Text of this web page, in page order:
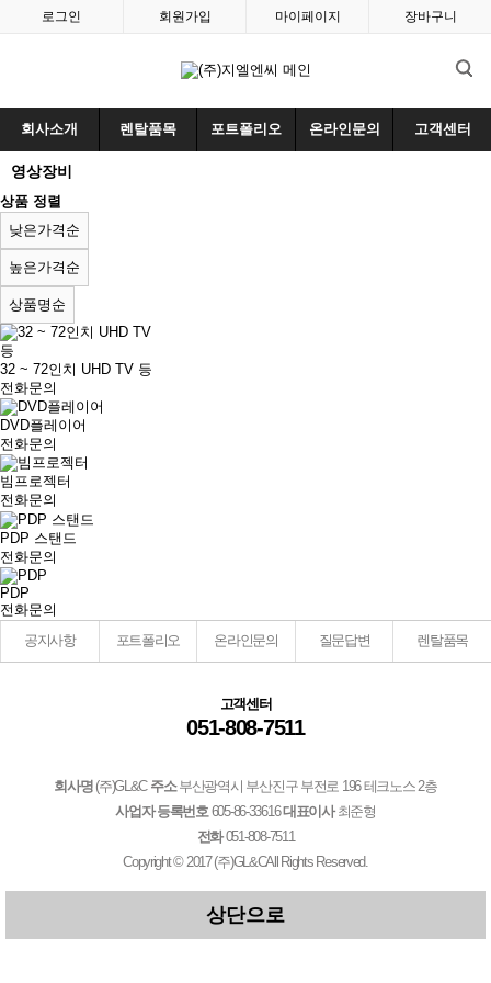
로그인 회원가입 마이페이지 장바구니
회사소개 렌탈품목 포트폴리오 온라인문의 고객센터
영상장비
상품 정렬
낮은가격순
높은가격순
상품명순
32 ~ 72인치 UHD TV 등
전화문의
DVD플레이어
전화문의
빔프로젝터
전화문의
PDP 스탠드
전화문의
PDP
전화문의
공지사항
포트폴리오 온라인문의 질문답변 렌탈품목
고객센터
051-808-7511
회사명(주)GL&C 주소부산광역시 부산진구 부전로 196 테크노스 2층
사업자 등록번호605-86-33616대표이사최준형
전화051-808-7511
Copyright © 2017(주)GL&CAll Rights Reserved.
상단으로